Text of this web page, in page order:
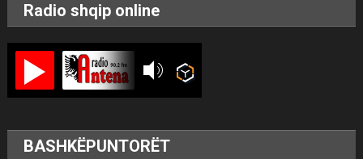
Radio shqip online
BASHKËPUNTORËT